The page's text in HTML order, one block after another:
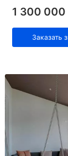
1 300 000
Заказать